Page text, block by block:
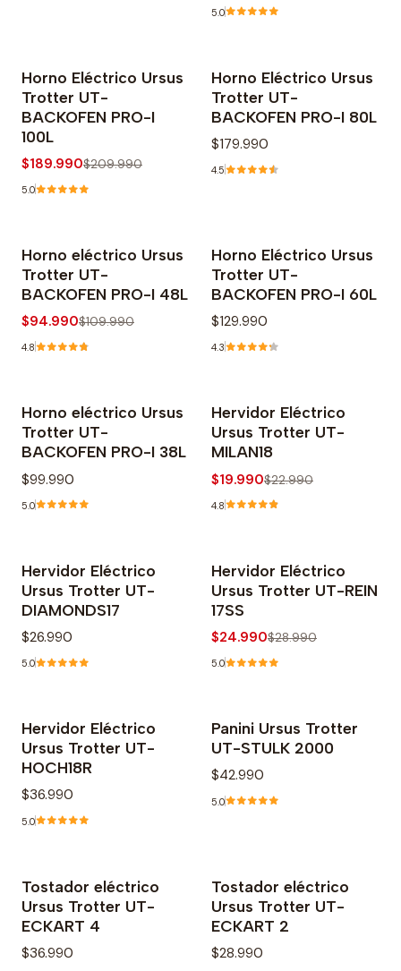
5.0
-10% OFF
Horno Eléctrico Ursus
Trotter UT-
BACKOFEN PRO-I
100L
$189.990$209.990
5.0
Horno Eléctrico Ursus
Trotter UT-
BACKOFEN PRO-I 80L
$179.990
4.5
-14% OFF
Horno eléctrico Ursus
Trotter UT-
BACKOFEN PRO-I 48L
$94.990$109.990
4.8
Agotado
Horno Eléctrico Ursus
Trotter UT-
BACKOFEN PRO-I 60L
$129.990
4.3
Horno eléctrico Ursus
Trotter UT-
BACKOFEN PRO-I 38L
$99.990
5.0
-13% OFF
Hervidor Eléctrico
Ursus Trotter UT-
MILAN18
$19.990$22.990
4.8
Hervidor Eléctrico
Ursus Trotter UT-
DIAMONDS17
$26.990
5.0
-14% OFF
Hervidor Eléctrico
Ursus Trotter UT-REIN
17SS
$24.990$28.990
5.0
Hervidor Eléctrico
Ursus Trotter UT-
HOCH18R
$36.990
5.0
Panini Ursus Trotter
UT-STULK 2000
$42.990
5.0
Tostador eléctrico
Ursus Trotter UT-
ECKART 4
$36.990
Tostador eléctrico
Ursus Trotter UT-
ECKART 2
$28.990